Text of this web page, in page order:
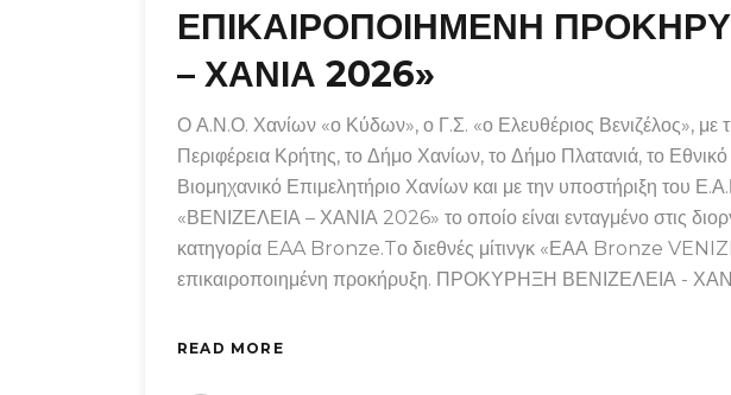
ΕΠΙΚΑΙΡΟΠΟΙΗΜΕΝΗ
– ΧΑΝΙΑ 2026»
​Ο Α.Ν.Ο. Χανίων «ο Κύδων», ο Γ.Σ. «ο Ελευθέριος Βενιζέλος», με
Περιφέρεια Κρήτης, το Δήμο Χανίων, το Δήμο Πλατανιά, το
Βιομηχανικό Επιμελητήριο Χανίων και με την υποστήριξη του
«ΒΕΝΙΖΕΛΕΙΑ – ΧΑΝΙΑ 2026» το οποίο είναι ενταγμένο στις
κατηγορία EAA Bronze. ​Tο διεθνές μίτινγκ «ΕΑΑ Bronze
επικαιροποιημένη προκήρυξη. ΠΡΟΚΥΡΗΞΗ ΒΕΝΙΖΕΛΕΙΑ -
READ MORE